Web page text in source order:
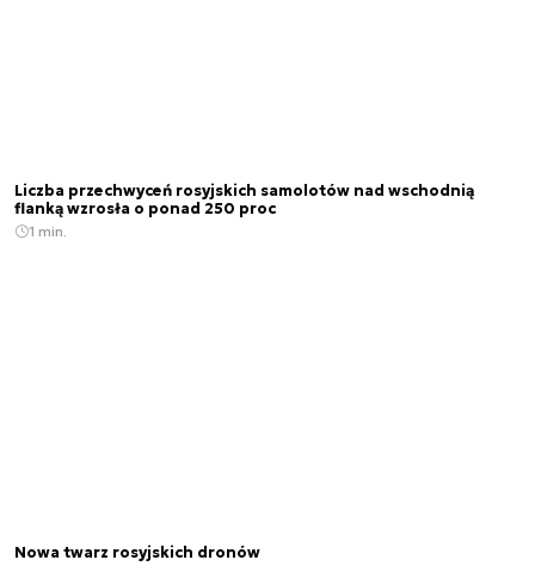
Liczba przechwyceń rosyjskich samolotów nad wschodnią
flanką wzrosła o ponad 250 proc
1 min.
Nowa twarz rosyjskich dronów